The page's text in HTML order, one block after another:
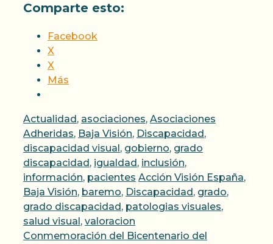
Comparte esto:
Facebook
X
X
Más
Categorías
Actualidad, asociaciones, Asociaciones
Adheridas, Baja Visión, Discapacidad,
discapacidad visual, gobierno, grado
discapacidad, igualdad, inclusión,
información, pacientes Etiquetas
Acción Visión España,
Baja Visión, baremo, Discapacidad, grado,
grado discapacidad, patologias visuales,
salud visual, valoracion
Conmemoración del Bicentenario del